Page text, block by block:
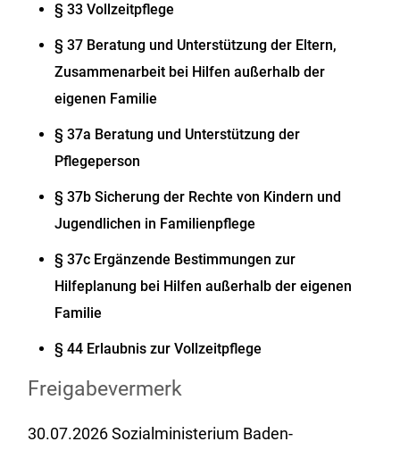
§ 33 Vollzeitpflege
§ 37 Beratung und Unterstützung der Eltern,
Zusammenarbeit bei Hilfen außerhalb der
eigenen Familie
§ 37a Beratung und Unterstützung der
Pflegeperson
§ 37b Sicherung der Rechte von Kindern und
Jugendlichen in Familienpflege
§ 37c Ergänzende Bestimmungen zur
Hilfeplanung bei Hilfen außerhalb der eigenen
Familie
§ 44 Erlaubnis zur Vollzeitpflege
Freigabevermerk
30.07.2026Sozialministerium Baden-